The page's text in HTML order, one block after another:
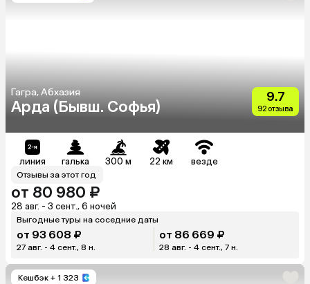
Гагра, Абхазия
Арда (Бывш. Софья)
9.7
92 отзыва
линия галька 300 м 22 км везде
Отзывы за этот год
от 80 980 ₽
28 авг. - 3 сент., 6 ночей
Выгодные туры на соседние даты
от 93 608 ₽
27 авг. - 4 сент., 8 н.
от 86 669 ₽
28 авг. - 4 сент., 7 н.
Кешбэк + 1 323